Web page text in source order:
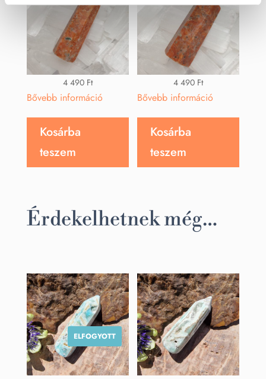
4 490 Ft
Bővebb információ
Kosárba
teszem
4 490 Ft
Bővebb információ
Kosárba
teszem
Érdekelhetnek még…
ELFOGYOTT